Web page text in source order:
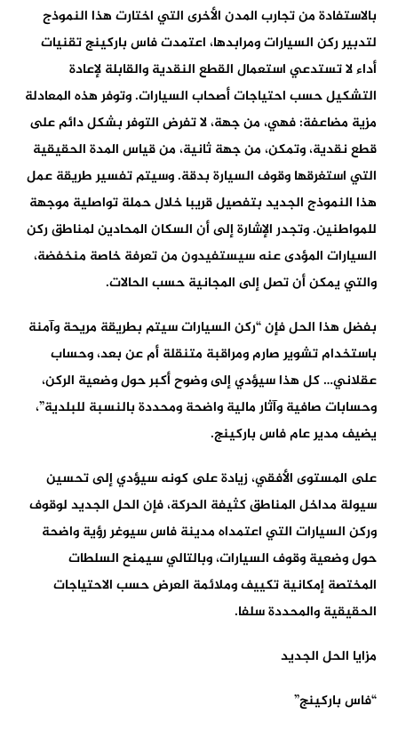
بالاستفادة من تجارب المدن الأخرى التي اختارت هذا النموذج
لتدبير ركن السيارات ومرابدها، اعتمدت فاس باركينج تقنيات
أداء لا تستدعي استعمال القطع النقدية والقابلة لإعادة
التشكيل حسب احتياجات أصحاب السيارات. وتوفر هذه المعادلة
مزية مضاعفة: فهي، من جهة، لا تفرض التوفر بشكل دائم على
قطع نقدية، وتمكن، من جهة ثانية، من قياس المدة الحقيقية
التي استغرقها وقوف السيارة بدقة. وسيتم تفسير طريقة عمل
هذا النموذج الجديد بتفصيل قريبا خلال حملة تواصلية موجهة
للمواطنين. وتجدر الإشارة إلى أن السكان المحادين لمناطق ركن
السيارات المؤدى عنه سيستفيدون من تعرفة خاصة منخفضة،
والتي يمكن أن تصل إلى المجانية حسب الحالات.
بفضل هذا الحل فإن “ركن السيارات سيتم بطريقة مريحة وآمنة
باستخدام تشوير صارم ومراقبة متنقلة أم عن بعد، وحساب
عقلاني… كل هذا سيؤدي إلى وضوح أكبر حول وضعية الركن،
وحسابات صافية وآثار مالية واضحة ومحددة بالنسبة للبلدية”،
يضيف مدير عام فاس باركينج.
على المستوى الأفقي، زيادة على كونه سيؤدي إلى تحسين
سيولة مداخل المناطق كثيفة الحركة، فإن الحل الجديد لوقوف
وركن السيارات التي اعتمداه مدينة فاس سيوغر رؤية واضحة
حول وضعية وقوف السيارات، وبالتالي سيمنح السلطات
المختصة إمكانية تكييف وملائمة العرض حسب الاحتياجات
الحقيقية والمحددة سلفا.
مزايا الحل الجديد
“فاس باركينج”